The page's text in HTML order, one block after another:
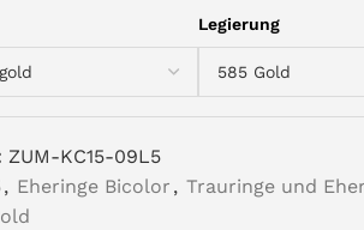
Legierung
ZUM-KC15-09L5
, Eheringe Bicolor , Trauringe und